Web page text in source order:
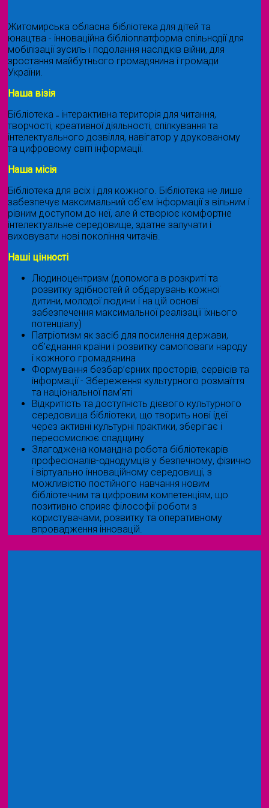
Житомирська обласна бібліотека для дітей та
юнацтва - інноваційна бібліоплатформа спільнодії для
мобілізації зусиль і подолання наслідків війни, для
зростання майбутнього громадянина і громади
України.
Наша візія
Бібліотека ˗ інтерактивна територія для читання,
творчості, креативної діяльності, спілкування та
інтелектуального дозвілля, навігатор у друкованому
та цифровому світі інформації.
Наша місія
Бібліотека для всіх і для кожного. Бібліотека не лише
забезпечує максимальний об'єм інформації з вільним і
рівним доступом до неї, але й створює комфортне
інтелектуальне середовище, здатне залучати і
виховувати нові покоління читачів.
Наші цінності
Людиноцентризм (допомога в розкриті та
розвитку здібностей й обдарувань кожної
дитини, молодої людини і на цій основі
забезпечення максимальної реалізації їхнього
потенціалу)
Патріотизм як засіб для посилення держави,
об'єднання країни і розвитку самоповаги народу
і кожного громадянина
Формування безбар’єрних просторів, сервісів та
інформації - Збереження культурного розмаїття
та національної пам’яті
Відкритість та доступність дієвого культурного
середовища бібліотеки, що творить нові ідеї
через активні культурні практики, зберігає і
переосмислює спадщину
Злагоджена командна робота бібліотекарів
професіоналів-однодумців у безпечному, фізично
і віртуально інноваційному середовищі, з
можливістю постійного навчання новим
бібліотечним та цифровим компетенціям, що
позитивно сприяє філософії роботи з
користувачами, розвитку та оперативному
впровадження інновацій.